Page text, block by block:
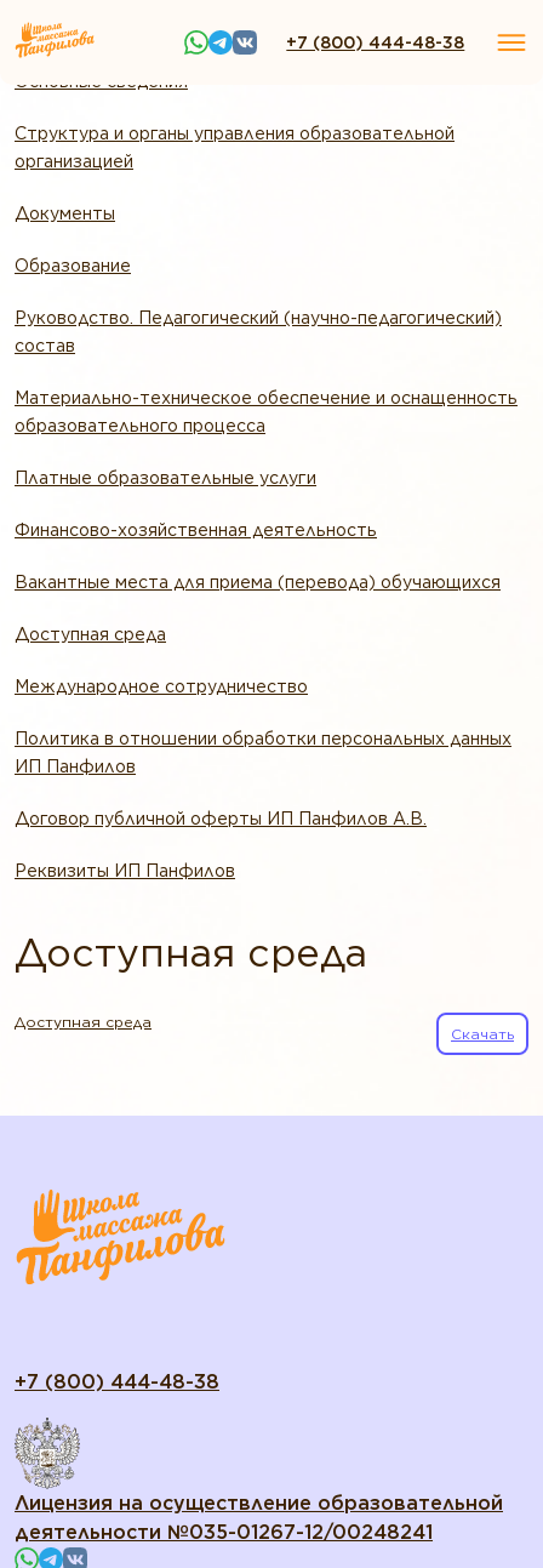
+7 (800) 444-48-38
Основные сведения
Структура и органы управления образовательной
организацией
Документы
Образование
Руководство. Педагогический (научно-педагогический)
состав
Материально-техническое обеспечение и оснащенность
образовательного процесса
Платные образовательные услуги
Финансово-хозяйственная деятельность
Вакантные места для приема (перевода) обучающихся
Доступная среда
Международное сотрудничество
Политика в отношении обработки персональных данных
ИП Панфилов
Договор публичной оферты ИП Панфилов А.В.
Реквизиты ИП Панфилов
Доступная среда
Доступная среда
Скачать
Лицензия на осуществление образовательной
деятельности №035-01267-12/00248241
+7 (800) 444-48-38